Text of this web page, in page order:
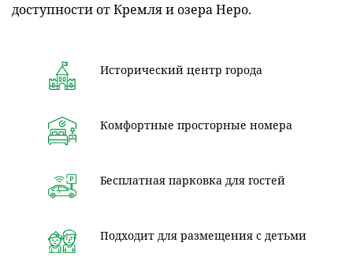
доступности от Кремля и озера Неро.
Исторический центр города
Комфортные просторные номера
Бесплатная парковка для гостей
Подходит для размещения с детьми